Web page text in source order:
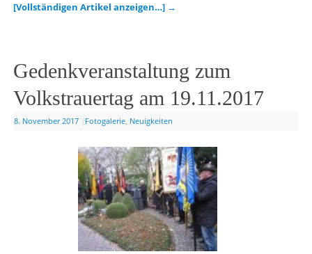
[Vollständigen Artikel anzeigen…] →
Gedenkveranstaltung zum
Volkstrauertag am 19.11.2017
8. November 2017 Fotogalerie, Neuigkeiten